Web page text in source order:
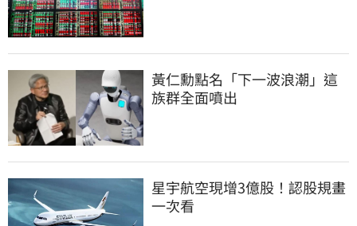
黃仁勳點名「下一波浪潮」這
族群全面噴出
星宇航空現增3億股！認股規畫
一次看